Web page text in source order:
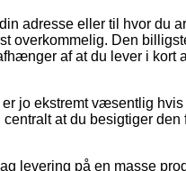
adresse eller til hvor du
overkommelig. Den
af at du lever i kort
jo ekstremt væsentlig
at du besigtiger
levering på en masse